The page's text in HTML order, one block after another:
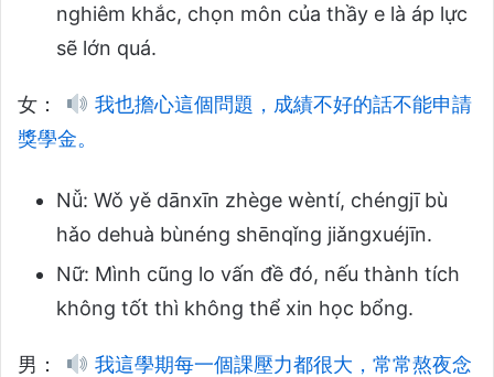
nghiêm khắc, chọn môn của thầy e là áp lực
sẽ lớn quá.
女：
我也擔心這個問題，成績不好的話不能申請
獎學金。
Nǚ: Wǒ yě dānxīn zhège wèntí, chéngjī bù
hǎo dehuà bùnéng shēnqǐng jiǎngxuéjīn.
Nữ: Mình cũng lo vấn đề đó, nếu thành tích
không tốt thì không thể xin học bổng.
男：
我這學期每一個課壓力都很大，常常熬夜念